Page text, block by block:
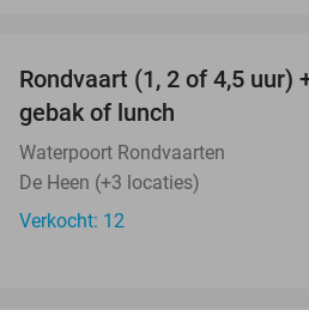
TODAY
Rondvaart (1, 2 of 4,5
gebak of lunch
Waterpoort Rondvaarten
De Heen (+3 locaties)
Verkocht: 12